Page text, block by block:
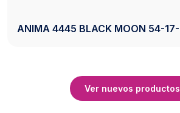
AXESS 2742 BLACK 50-
Ver nuevos productos